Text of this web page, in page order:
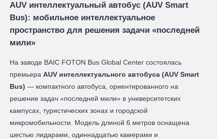
AUV интеллектуальный автобус (AUV Smart
Bus): мобильное интеллектуальное
пространство для решения задачи «последней
мили»
На заводе BAIC FOTON Bus Global Center состоялась
премьера AUV интеллектуального автобуса (AUV Smart
Bus) — компактного автобуса, ориентированного на
решение задач «последней мили» в университетских
кампусах, туристических зонах и городской
микромобильности. Модель длиной 6 метров оснащена
шестью лидарами, одиннадцатью камерами и